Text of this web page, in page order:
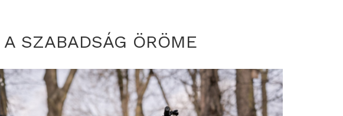
SZABADSÁG ÖRÖME